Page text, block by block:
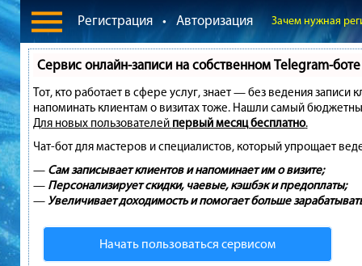
Регистрация • Авторизация Зачем нужная
Сервис онлайн-записи на собственном Telegram-боте
Тот, кто работает в сфере услуг, знает — без ведения
напоминать клиентам о визитах тоже. Нашли самый
Для новых пользователей первый месяц бесплатно.
Чат-бот для мастеров и специалистов, который упрощает
— Сам записывает клиентов и напоминает им о визите;
— Персонализирует скидки, чаевые, кэшбэк и предоплаты;
—Увеличивает доходимость и помогает больше
Начать пользоваться сервисом